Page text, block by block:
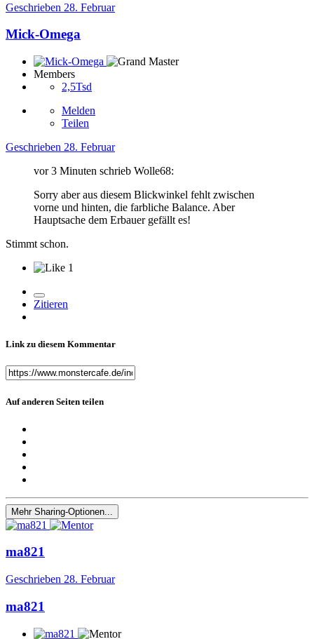
Geschrieben 28. Februar
Mick-Omega
Members
2,5Tsd
Melden
Teilen
Geschrieben 28. Februar
vor 3 Minuten schrieb Wolle68:
Sorry aber aus diesem Blickwinkel fehlt zwischen
vorne und hinten, die farbliche Balance. Aber
Hauptsache dem Erbauer gefällt es!
Stimmt schon.
1
Zitieren
Link zu diesem Kommentar
Auf anderen Seiten teilen
Mehr Sharing-Optionen...
ma821
Geschrieben 28. Februar
ma821